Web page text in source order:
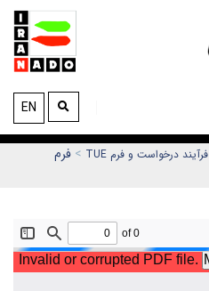
EN
فرآیند درخواست و فرم TUE > فرم